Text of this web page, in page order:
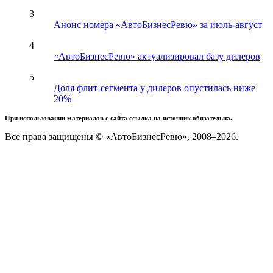
3
Анонс номера «АвтоБизнесРевю» за июль-август
4
«АвтоБизнесРевю» актуализировал базу дилеров
5
Доля флит-сегмента у дилеров опустилась ниже
20%
При использовании материалов с сайта ссылка на источник обязательна.
Все права защищены © «АвтоБизнесРевю», 2008–2026.